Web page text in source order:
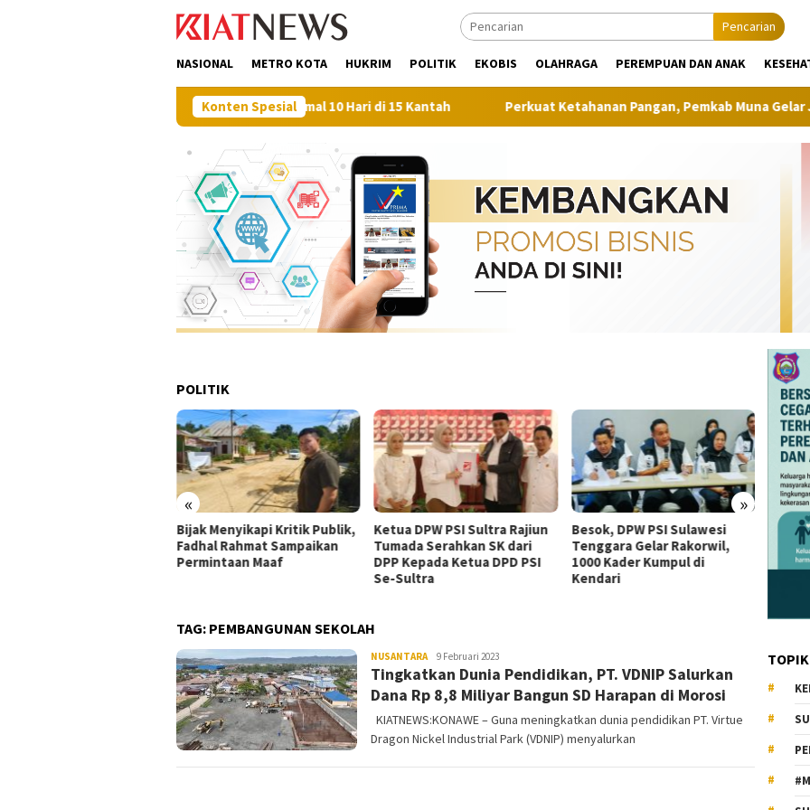
Pencarian
NASIONAL METRO KOTA HUKRIM POLITIK EKOBIS OLAHRAGA PEREMPUAN DAN ANAK
Konten Spesial
Peralihan Hak Target Maksimal 10 Hari di 15 Kantah Perkuat Ketahanan Pangan, Pemkab Muna Gelar Jalan Sehat
POLITIK
« »
Bijak Menyikapi Kritik Publik,
Fadhal Rahmat Sampaikan
Permintaan Maaf
Ketua DPW PSI Sultra Rajiun
Tumada Serahkan SK dari
DPP Kepada Ketua DPD PSI
Se-Sultra
Besok, DPW PSI Sulawesi
Tenggara Gelar Rakorwil,
1000 Kader Kumpul di
Kendari
TAG: PEMBANGUNAN SEKOLAH
NUSANTARA KiatNews.co.id
9 Februari 2023
Tingkatkan Dunia Pendidikan, PT. VDNIP Salurkan
Dana Rp 8,8 Miliyar Bangun SD Harapan di Morosi
KIATNEWS:KONAWE – Guna meningkatkan dunia pendidikan PT. Virtue
Dragon Nickel Industrial Park (VDNIP) menyalurkan